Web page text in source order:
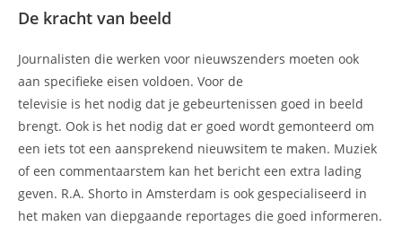
De kracht van beeld
Journalisten die werken voor nieuwszenders moeten ook
aan specifieke eisen voldoen. Voor de
televisie is het nodig dat je gebeurtenissen goed in beeld
brengt. Ook is het nodig dat er goed wordt gemonteerd om
een iets tot een aansprekend nieuwsitem te maken. Muziek
of een commentaarstem kan het bericht een extra lading
geven. R.A. Shorto in Amsterdam is ook gespecialiseerd in
het maken van diepgaande reportages die goed informeren.